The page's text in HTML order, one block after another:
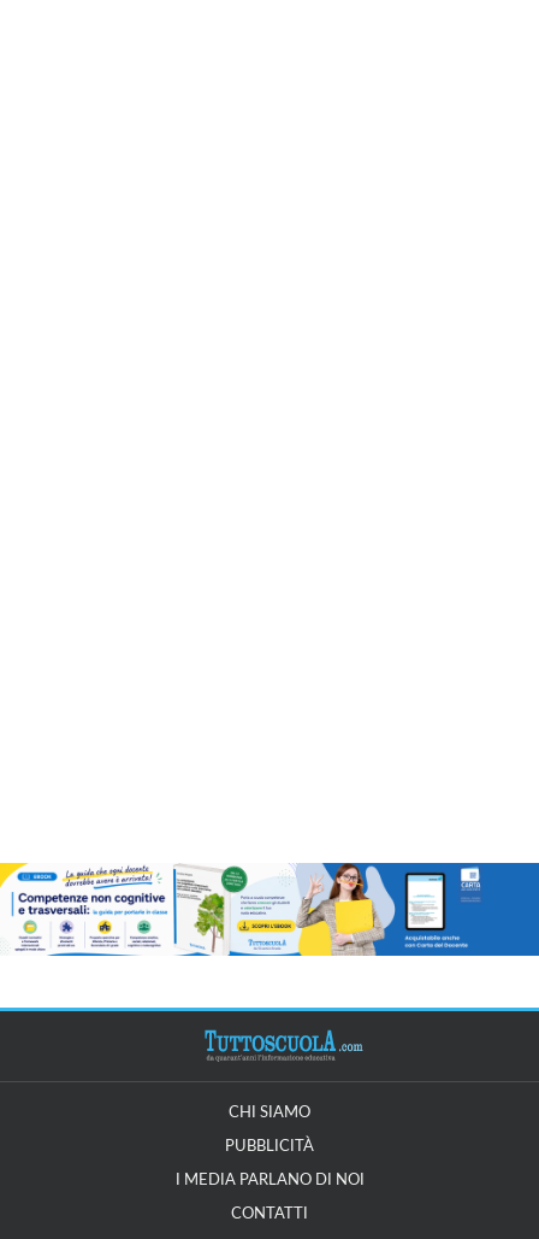
CHI SIAMO
PUBBLICITÀ
I MEDIA PARLANO DI NOI
CONTATTI